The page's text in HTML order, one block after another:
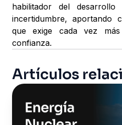
habilitador del
incertidumbre, aportando
que exige cada vez
confianza.
Artículos